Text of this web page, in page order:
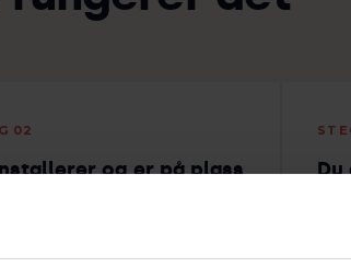
02
og er på plass
for at alt fungerer fra dag
Du